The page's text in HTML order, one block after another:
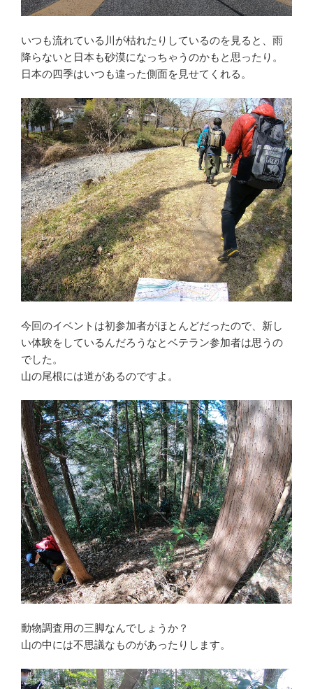
いつも流れている川が枯れたりしているのを見ると、雨
降らないと日本も砂漠になっちゃうのかもと思ったり。
日本の四季はいつも違った側面を見せてくれる。
今回のイベントは初参加者がほとんどだったので、新し
い体験をしているんだろうなとベテラン参加者は思うの
でした。
山の尾根には道があるのですよ。
動物調査用の三脚なんでしょうか？
山の中には不思議なものがあったりします。